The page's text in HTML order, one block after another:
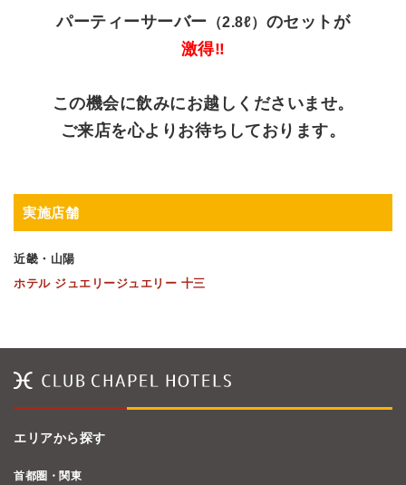
パーティーサーバー （2.8ℓ） のセットが
激得‼
この機会に飲みにお越しくださいませ。
ご来店を心よりお待ちしております。
実施店舗
近畿・山陽
ホテル ジュエリージュエリー 十三
エリアから探す
首都圏・関東